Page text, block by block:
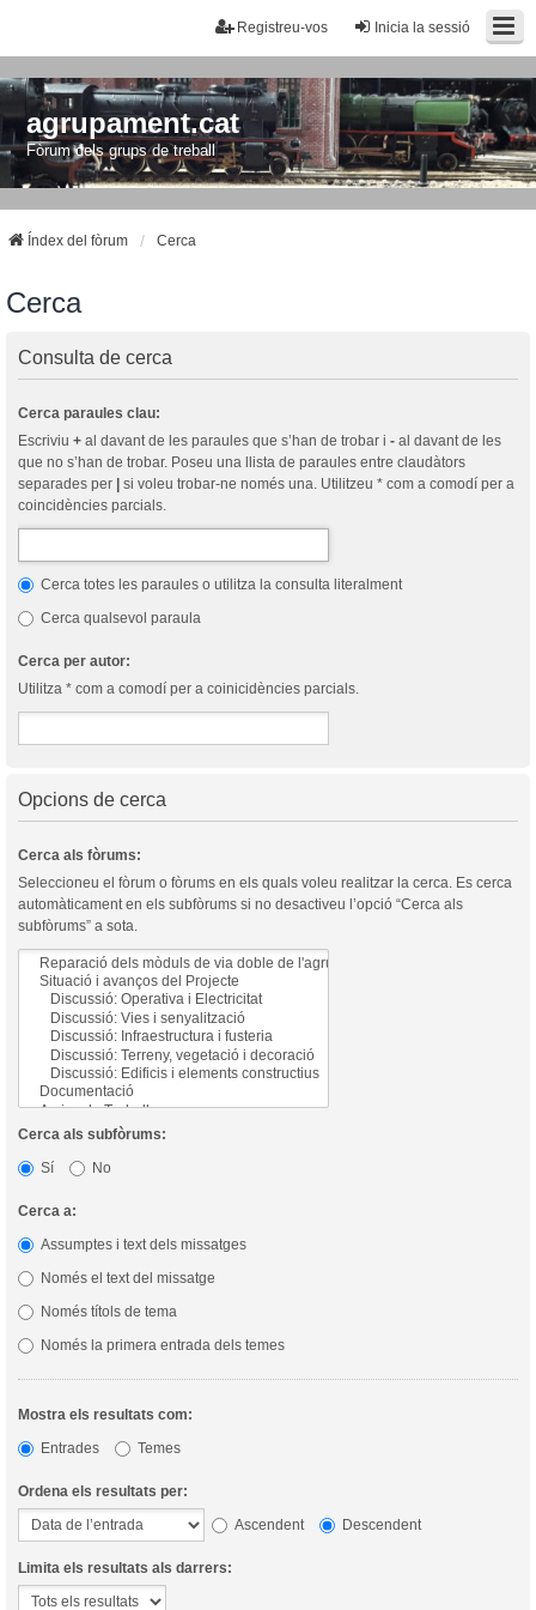
Inicia la sessió
Registreu-vos
agrupament.cat
Fòrum dels grups de treball
Índex del fòrum Cerca
Cerca
Consulta de cerca
Cerca paraules clau:
Escriviu + al davant de les paraules que s’han de trobar i - al davant de les
que no s’han de trobar. Poseu una llista de paraules entre claudàtors
separades per | si voleu trobar-ne només una. Utilitzeu * com a comodí per a
coincidències parcials.
Cerca totes les paraules o utilitza la consulta literalment
Cerca qualsevol paraula
Cerca per autor:
Utilitza * com a comodí per a coinicidències parcials.
Opcions de cerca
Cerca als fòrums:
Seleccioneu el fòrum o fòrums en els quals voleu realitzar la cerca. Es cerca
automàticament en els subfòrums si no desactiveu l’opció “Cerca als
subfòrums” a sota.
Cerca als subfòrums:
Sí
No
Cerca a:
Assumptes i text dels missatges
Només el text del missatge
Només títols de tema
Només la primera entrada dels temes
Mostra els resultats com:
Entrades
Temes
Ordena els resultats per:
Ascendent
Descendent
Limita els resultats als darrers: